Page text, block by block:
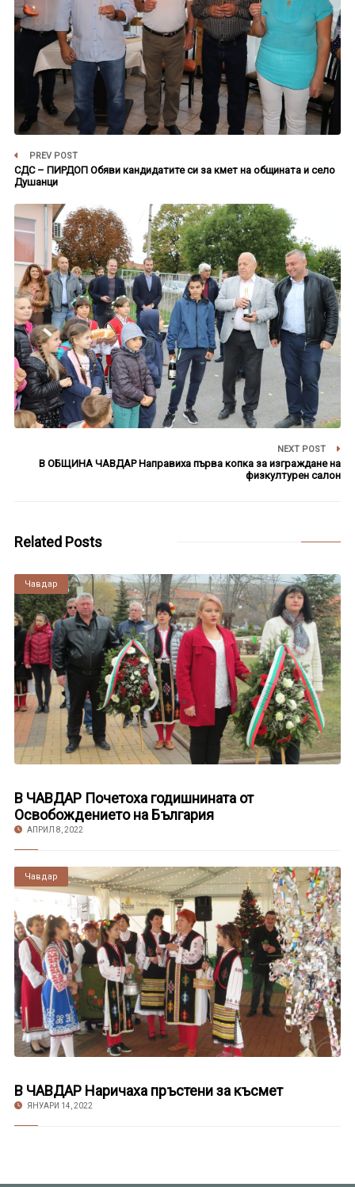
PREV POST
СДС – ПИРДОП Обяви кандидатите си за кмет на общината и село
Душанци
NEXT POST
В ОБЩИНА ЧАВДАР Направиха първа копка за изграждане на
физкултурен салон
Related Posts
Чавдар
В ЧАВДАР Почетоха годишнината от
Освобождението на България
АПРИЛ 8, 2022
Чавдар
В ЧАВДАР Наричаха пръстени за късмет
ЯНУАРИ 14, 2022